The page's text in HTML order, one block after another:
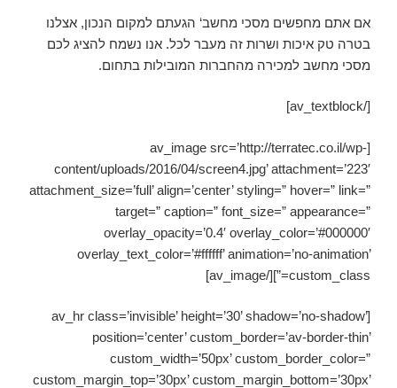
אם אתם מחפשים מסכי מחשב‘ הגעתם למקום הנכון, אצלנו
בטרה טק איכות ושרות זה מעבר לכל. אנו נשמח להציג לכם
מסכי מחשב למכירה מהחברות המובילות בתחום.
[/av_textblock]
[av_image src=’http://terratec.co.il/wp-
content/uploads/2016/04/screen4.jpg’ attachment=’223′
attachment_size=’full’ align=’center’ styling=” hover=” link=”
target=” caption=” font_size=” appearance=”
overlay_opacity=’0.4′ overlay_color=’#000000′
overlay_text_color=’#ffffff’ animation=’no-animation’
custom_class=”][/av_image]
[av_hr class=’invisible’ height=’30’ shadow=’no-shadow’
position=’center’ custom_border=’av-border-thin’
custom_width=’50px’ custom_border_color=”
custom_margin_top=’30px’ custom_margin_bottom=’30px’